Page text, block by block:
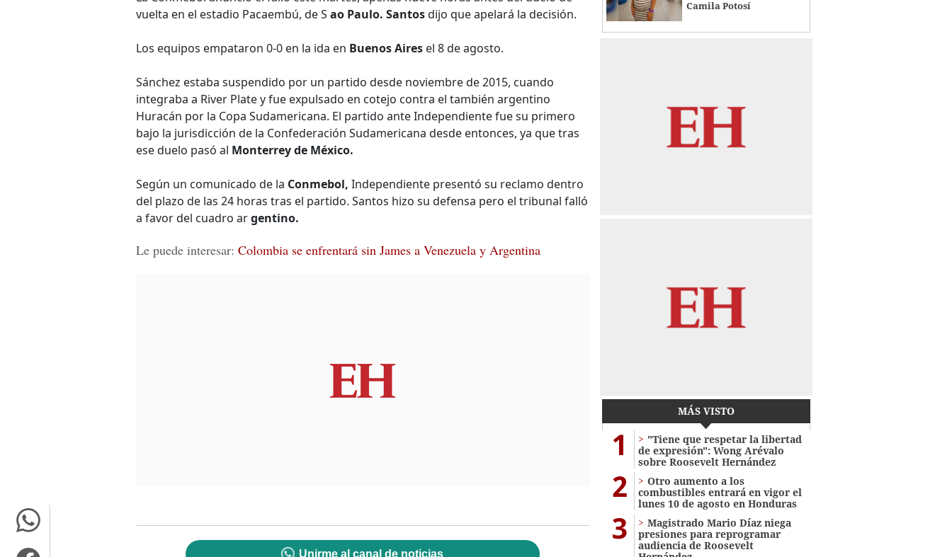
vuelta en el estadio Pacaembú, de S ao Paulo. Santosdijo que apelará la decisión.
Los equipos empataron 0-0 en la ida en Buenos Aires el 8 de agosto.
Sánchez estaba suspendido por un partido desde noviembre de 2015, cuando
integraba a River Plate y fue expulsado en cotejo contra el también argentino
Huracán por la Copa Sudamericana. El partido ante Independiente fue su primero
bajo la jurisdicción de la Confederación Sudamericana desde entonces, ya que tras
ese duelo pasó al Monterrey de México.
Según un comunicado de la Conmebol, Independiente presentó su reclamo dentro
del plazo de las 24 horas tras el partido. Santos hizo su defensa pero el tribunal falló
a favor del cuadro argentino.
Le puede interesar: Colombia se enfrentará sin James a Venezuela y Argentina
Unirme al canal de noticias
Camila Potosí
MÁS VISTO
1
"Tiene que respetar la libertad
de expresión": Wong Arévalo
sobre Roosevelt Hernández
2
Otro aumento a los
combustibles entrará en vigor el
lunes 10 de agosto en Honduras
3
Magistrado Mario Díaz niega
presiones para reprogramar
audiencia de Roosevelt